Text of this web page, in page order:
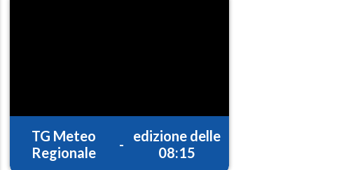
TG Meteo
Regionale
-
edizione delle
08:15